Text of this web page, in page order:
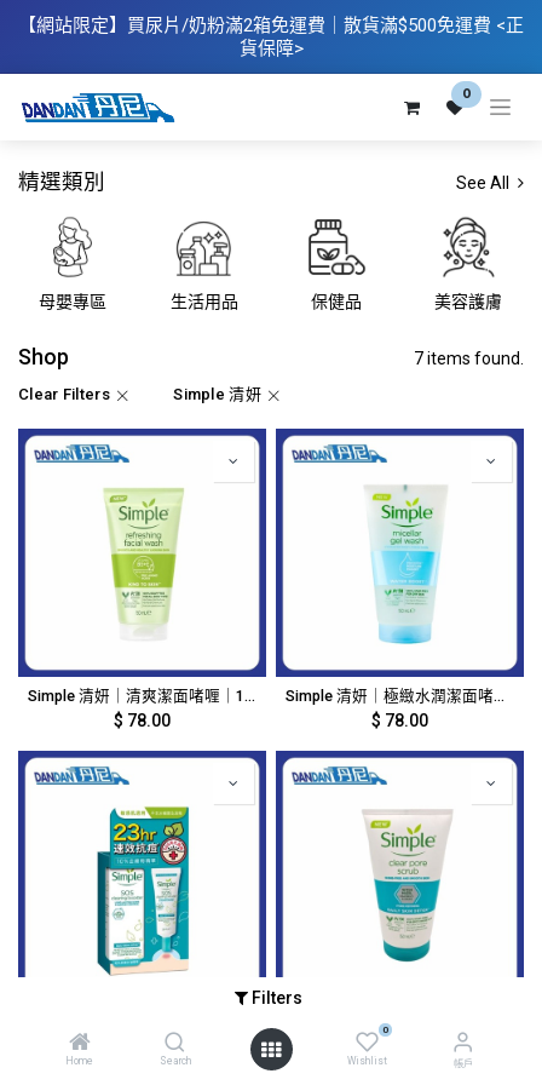
Filters
Home Search
0
Wishlist 帳戶
【網站限定】 買尿片/奶粉滿2箱免運費｜散​貨滿$500免運費 <正
貨保障>
0
精選類別 See All
母嬰專區 生活用品 保健品 美容護膚
Shop 7 items found.
Clear Filters Simple 清妍
Simple 清妍｜清爽潔面啫喱｜150ml｜10542
$ 78.00
Simple 清妍｜極緻水潤潔面啫喱｜150ml｜7886
$ 78.00
89.00 $92.00